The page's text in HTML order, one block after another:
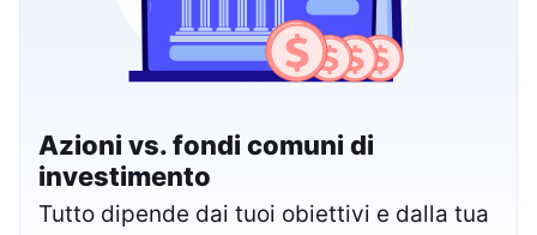
Azioni vs. fondi comuni di
investimento
Tutto dipende dai tuoi obiettivi e dalla tua